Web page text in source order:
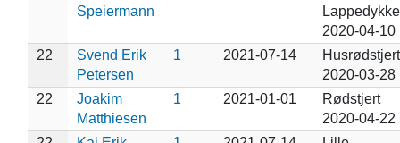
Speiermann
2020-04-10
22
Svend Erik
Petersen
1 2021-07-14
Husrødstjert
2020-03-28
22
Joakim
Matthiesen
1 2021-01-01
Rødstjert
2020-04-22